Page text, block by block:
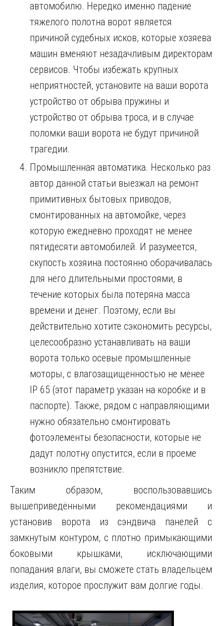
автомобилю. Нередко именно падение
тяжелого полотна ворот является
причиной судебных исков, которые хозяева
машин вменяют незадачливым директорам
сервисов. Чтобы избежать крупных
неприятностей, установите на ваши ворота
устройство от обрыва пружины и
устройство от обрыва троса, и в случае
поломки ваши ворота не будут причиной
трагедии.
Промышленная автоматика. Несколько раз
автор данной статьи выезжал на ремонт
примитивных бытовых приводов,
смонтированных на автомойке, через
которую ежедневно проходят не менее
пятидесяти автомобилей. И разумеется,
скупость хозяина постоянно оборачивалась
для него длительными простоями, в
течение которых была потеряна масса
времени и денег. Поэтому, если вы
действительно хотите сэкономить ресурсы,
целесообразно устанавливать на ваши
ворота только осевые промышленные
моторы, с влагозащищенностью не менее
IP 65 (этот параметр указан на коробке и в
паспорте). Также, рядом с направляющими
нужно обязательно смонтировать
фотоэлементы безопасности, которые не
дадут полотну опустится, если в проеме
возникло препятствие.
Таким образом, воспользовавшись
вышеприведёнными рекомендациями и
установив ворота из сэндвича панелей с
замкнутым контуром, с плотно примыкающими
боковыми крышками, исключающими
попадания влаги, вы сможете стать владельцем
изделия, которое прослужит вам долгие годы.